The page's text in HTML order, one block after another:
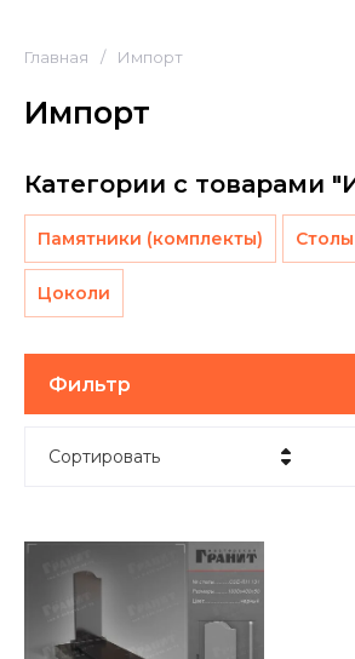
Главная / Импорт
Импорт
Категории с товарами
Памятники (комплекты)
Цоколи
Фильтр
Сортировать
Цена - возрастание
Название - Я-А
Название - А-Я